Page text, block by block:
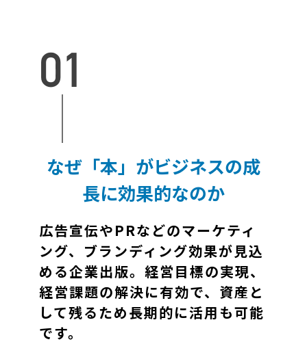
なぜ「本」がビジネスの成
長に効果的なのか
広告宣伝やPRなどのマーケティ
ング、ブランディング効果が見込
める企業出版。経営目標の実現、
経営課題の解決に有効で、資産と
して残るため長期的に活用も可能
です。